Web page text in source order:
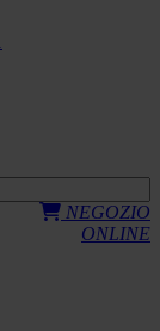
NEGOZIO
ONLINE